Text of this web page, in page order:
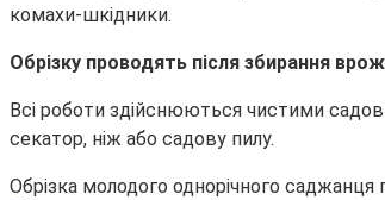
комахи-шкідники.
Обрізку проводять після збирання
Всі роботи здійснюються чистими
секатор, ніж або садову пилу.
Обрізка молодого однорічного саджанця